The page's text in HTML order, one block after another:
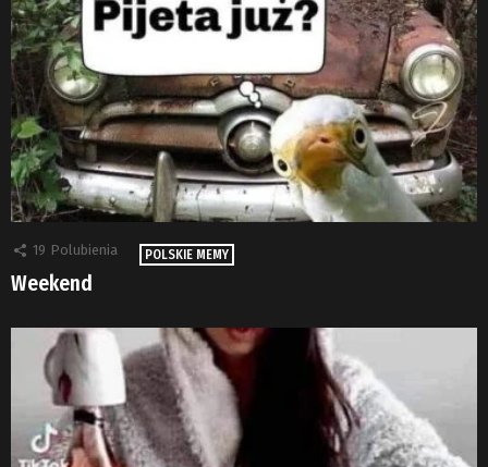
19 Polubienia POLSKIE MEMY
Weekend